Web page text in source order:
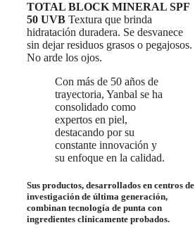
TOTAL BLOCK MINERAL SPF
50 UVB Textura que brinda
hidratación duradera. Se desvanece
sin dejar residuos grasos o pegajosos.
No arde los ojos.
Con más de 50 años de
trayectoria, Yanbal se ha
consolidado como
expertos en piel,
destacando por su
constante innovación y
su enfoque en la calidad.
Sus productos, desarrollados en centros de
investigación de última generación,
combinan tecnología de punta con
ingredientes clínicamente probados.